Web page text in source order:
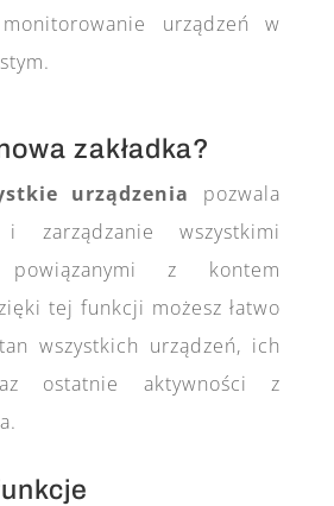
urządzeń w
zakładka?
urządzenia
pozwala
zarządzanie wszystkimi
powiązanymi z kontem
tej funkcji możesz łatwo
wszystkich urządzeń, ich
ostatnie aktywności z